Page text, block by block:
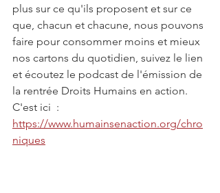
plus sur ce qu'ils proposent et sur ce
que, chacun et chacune, nous pouvons
faire pour consommer moins et mieux
nos cartons du quotidien, suivez le lien
et écoutez le podcast de l'émission de
la rentrée Droits Humains en action.
C'est ici  :
https://www.humainsenaction.org/chro
niques